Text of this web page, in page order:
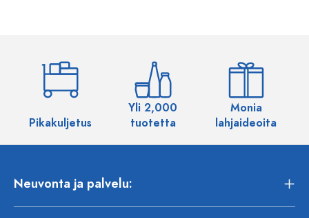
Pikakuljetus
Yli 2,000
tuotetta
Monia
lahjaideoita
Neuvonta ja palvelu: